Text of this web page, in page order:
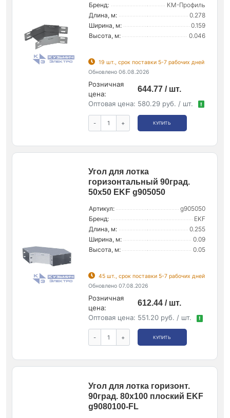
Бренд:
КМ-Профиль
Длина, м:
0.278
Ширина, м:
0.159
Высота, м:
0.046
19 шт., срок поставки 5-7 рабочих дней
Обновлено 06.08.2026
Розничная
цена:
644.77 / шт.
Оптовая цена: 580.29 руб. / шт. !
- + КУПИТЬ
Угол для лотка
горизонтальный 90град.
50х50 EKF g905050
Артикул:
g905050
Бренд:
EKF
Длина, м:
0.255
Ширина, м:
0.09
Высота, м:
0.05
45 шт., срок поставки 5-7 рабочих дней
Обновлено 07.08.2026
Розничная
цена:
612.44 / шт.
Оптовая цена: 551.20 руб. / шт. !
- + КУПИТЬ
Угол для лотка горизонт.
90град. 80х100 плоский EKF
g9080100-FL